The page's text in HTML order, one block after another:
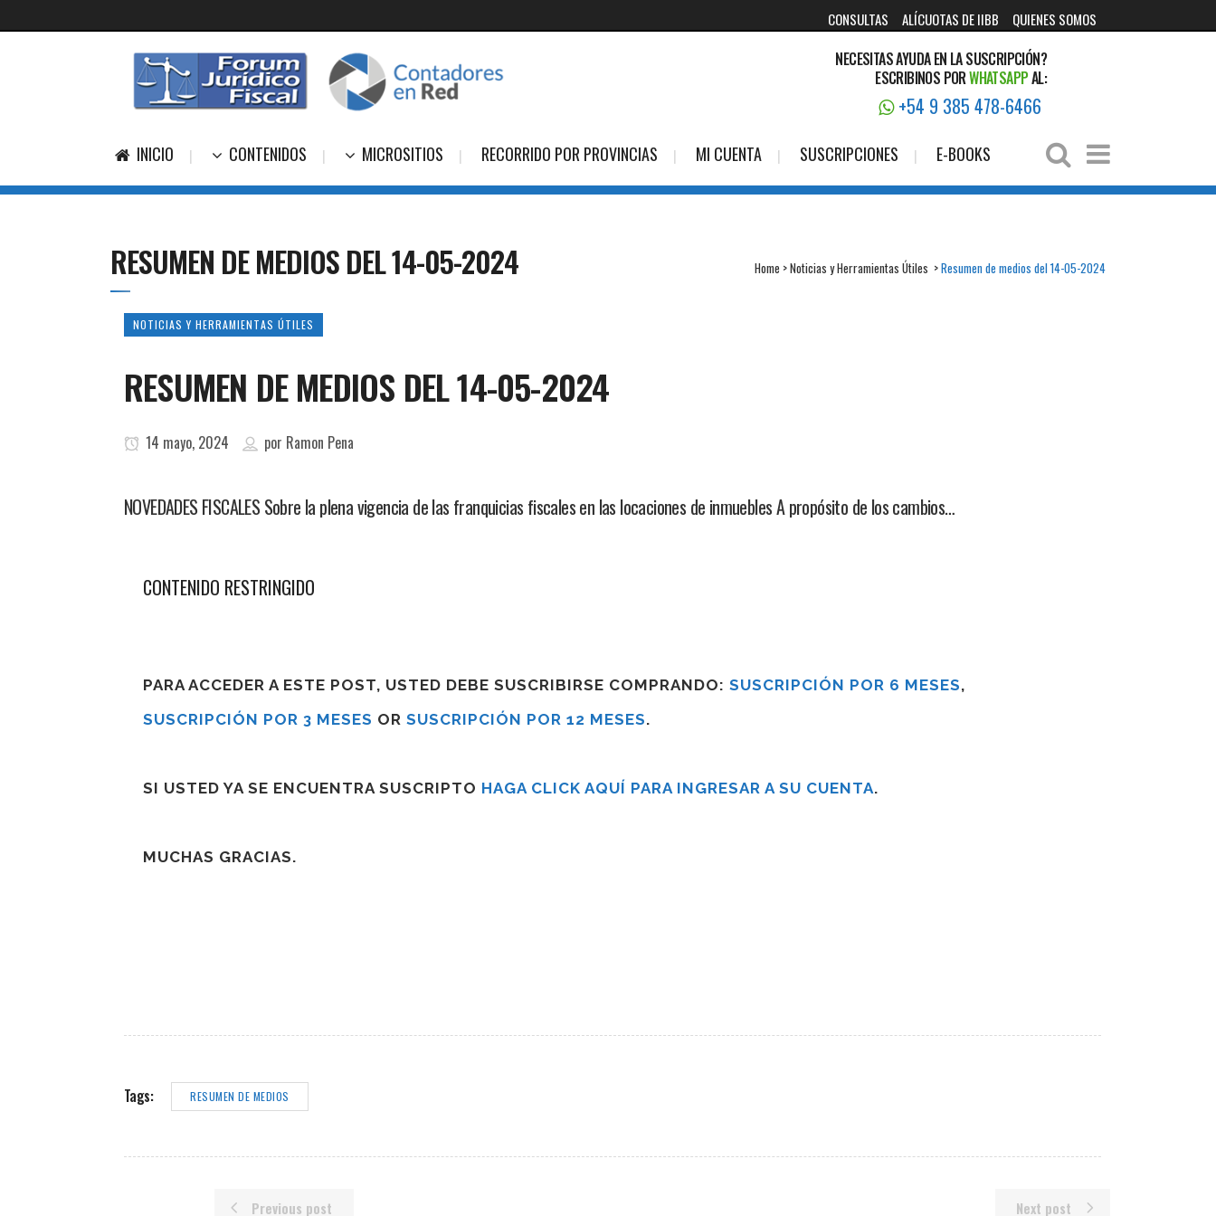
CONSULTAS ALÍCUOTAS DE IIBB QUIENES SOMOS
NECESITAS AYUDA EN LA SUSCRIPCIÓN?
ESCRIBINOS PORWHATSAPPAL:
+54 9 385 478-6466
INICIO CONTENIDOS MICROSITIOS RECORRIDO POR PROVINCIAS MI CUENTA SUSCRIPCIONES E-BOOKS
RESUMEN DE MEDIOS DEL 14-05-2024 Home >Noticias y Herramientas Útiles >Resumen de medios del 14-05-2024
NOTICIAS Y HERRAMIENTAS ÚTILES
RESUMEN DE MEDIOS DEL 14-05-2024
14 mayo, 2024 por Ramon Pena
NOVEDADES FISCALES Sobre la plena vigencia de las franquicias fiscales en las locaciones de inmuebles A propósito de los cambios…
CONTENIDO RESTRINGIDO
PARA ACCEDER A ESTE POST, USTED DEBE SUSCRIBIRSE COMPRANDO: SUSCRIPCIÓN POR 6 MESES,
SUSCRIPCIÓN POR 3 MESES OR SUSCRIPCIÓN POR 12 MESES.
SI USTED YA SE ENCUENTRA SUSCRIPTO HAGA CLICK AQUÍ PARA INGRESAR A SU CUENTA.
MUCHAS GRACIAS.
Tags: RESUMEN DE MEDIOS
Previous post Next post